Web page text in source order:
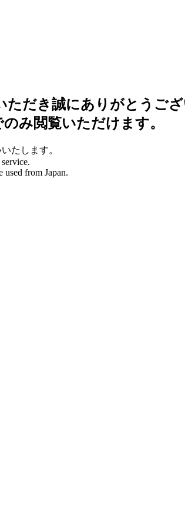
だき誠にありがとうござ
み閲覧いただけます。
たします。
used from Japan.